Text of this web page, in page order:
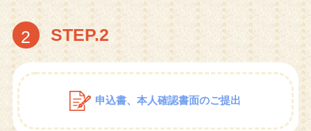
2 STEP.2
申込書、本人確認書面のご提出